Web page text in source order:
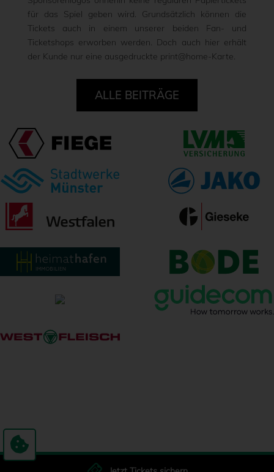
für das Spiel geben wird. Grundsätzlich können die
Tickets auch in einem unserer beiden Fan- und
Ticketshops erworben werden. Doch auch hier erhält
der Kunde nur eine ausgedruckte print@home-Karte.
ALLE BEITRÄGE